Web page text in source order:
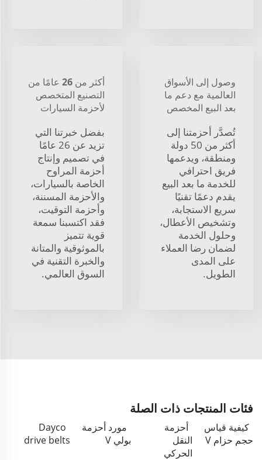
وصول إلى الأسواق
العالمية مع دعم ما
بعد البيع المخصص
تُصدَّر أحزمتنا إلى
أكثر من 50 دولة
ومنطقة، ويدعمها
فريق احترافي
للخدمة ما بعد البيع
يقدم دعمًا تقنيًا
سريع الاستجابة،
وتشخيص الأعطال،
وحلول الخدمة
لضمان رضا العملاء
على المدى
الطويل.
أكثر من 26 عامًا من
التصنيع المتخصص
لأحزمة السيارات
بفضل خبرتنا التي
تزيد عن 26 عامًا
في تصميم وإنتاج
أحزمة المراوح
الخاصة بالسيارات،
والأحزمة المسننة،
وأحزمة التوقيت،
فقد اكتسبنا سمعة
قوية تتميز
بالموثوقية والمتانة
والخبرة التقنية في
السوق العالمي.
فئات المنتجات ذات الصلة
كيفية قياس
حجم حزام V
أحزمة
النقل
الحركي
مورد أحزمة
بولي V
Dayco
drive belts